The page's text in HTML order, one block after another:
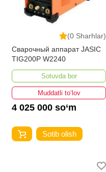
(0 Sharhlar)
Сварочный аппарат JASIC
TIG200P W2240
Sotuvda bor
Muddatli to‘lov
4 025 000 so‘m
Sotib olish